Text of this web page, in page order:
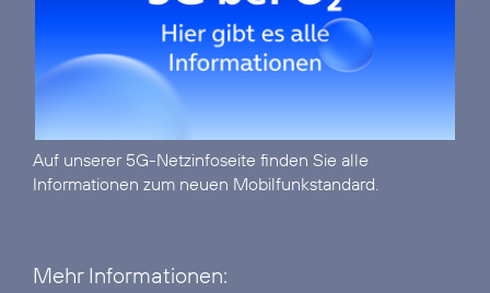
Auf unserer 5G-Netzinfoseite finden Sie alle
Informationen zum neuen Mobilfunkstandard.
Mehr Informationen: